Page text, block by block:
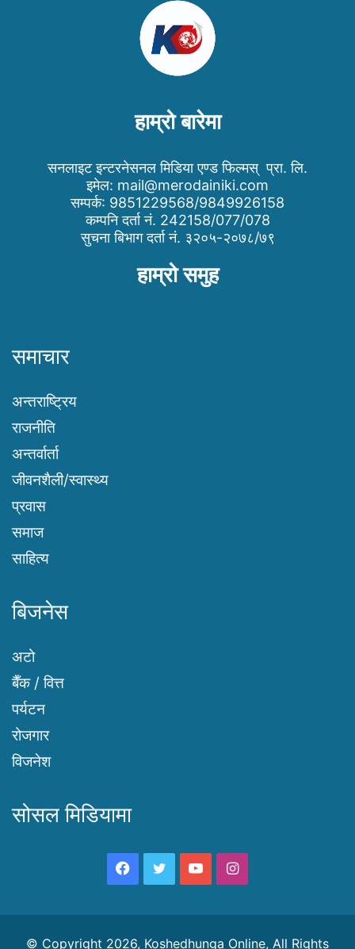
हाम्रो बारेमा
सनलाइट इन्टरनेसनल मिडिया एण्ड फिल्मस् प्रा. लि.
इमेल: mail@merodainiki.com
सम्पर्क: 9851229568/9849926158
कम्पनि दर्ता नं. 242158/077/078
सुचना बिभाग दर्ता नं. ३२०५-२०७८/७९
हाम्रो समुह
समाचार
अन्तराष्ट्रिय
राजनीति
अन्तर्वार्ता
जीवनशैली/स्वास्थ्य
प्रवास
समाज
साहित्य
बिजनेस
अटो
बैँक / वित्त
पर्यटन
रोजगार
विजनेश
सोसल मिडियामा
Facebook
TwitterYouTubeInstagram
© Copyright 2026, Koshedhunga Online, All Rights